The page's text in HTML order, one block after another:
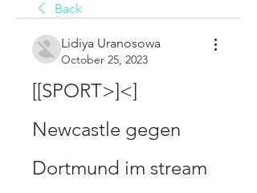
Back
Lidiya Uranosowa
October 25, 2023
[[SPORT>]<]
Newcastle gegen
Dortmund im stream